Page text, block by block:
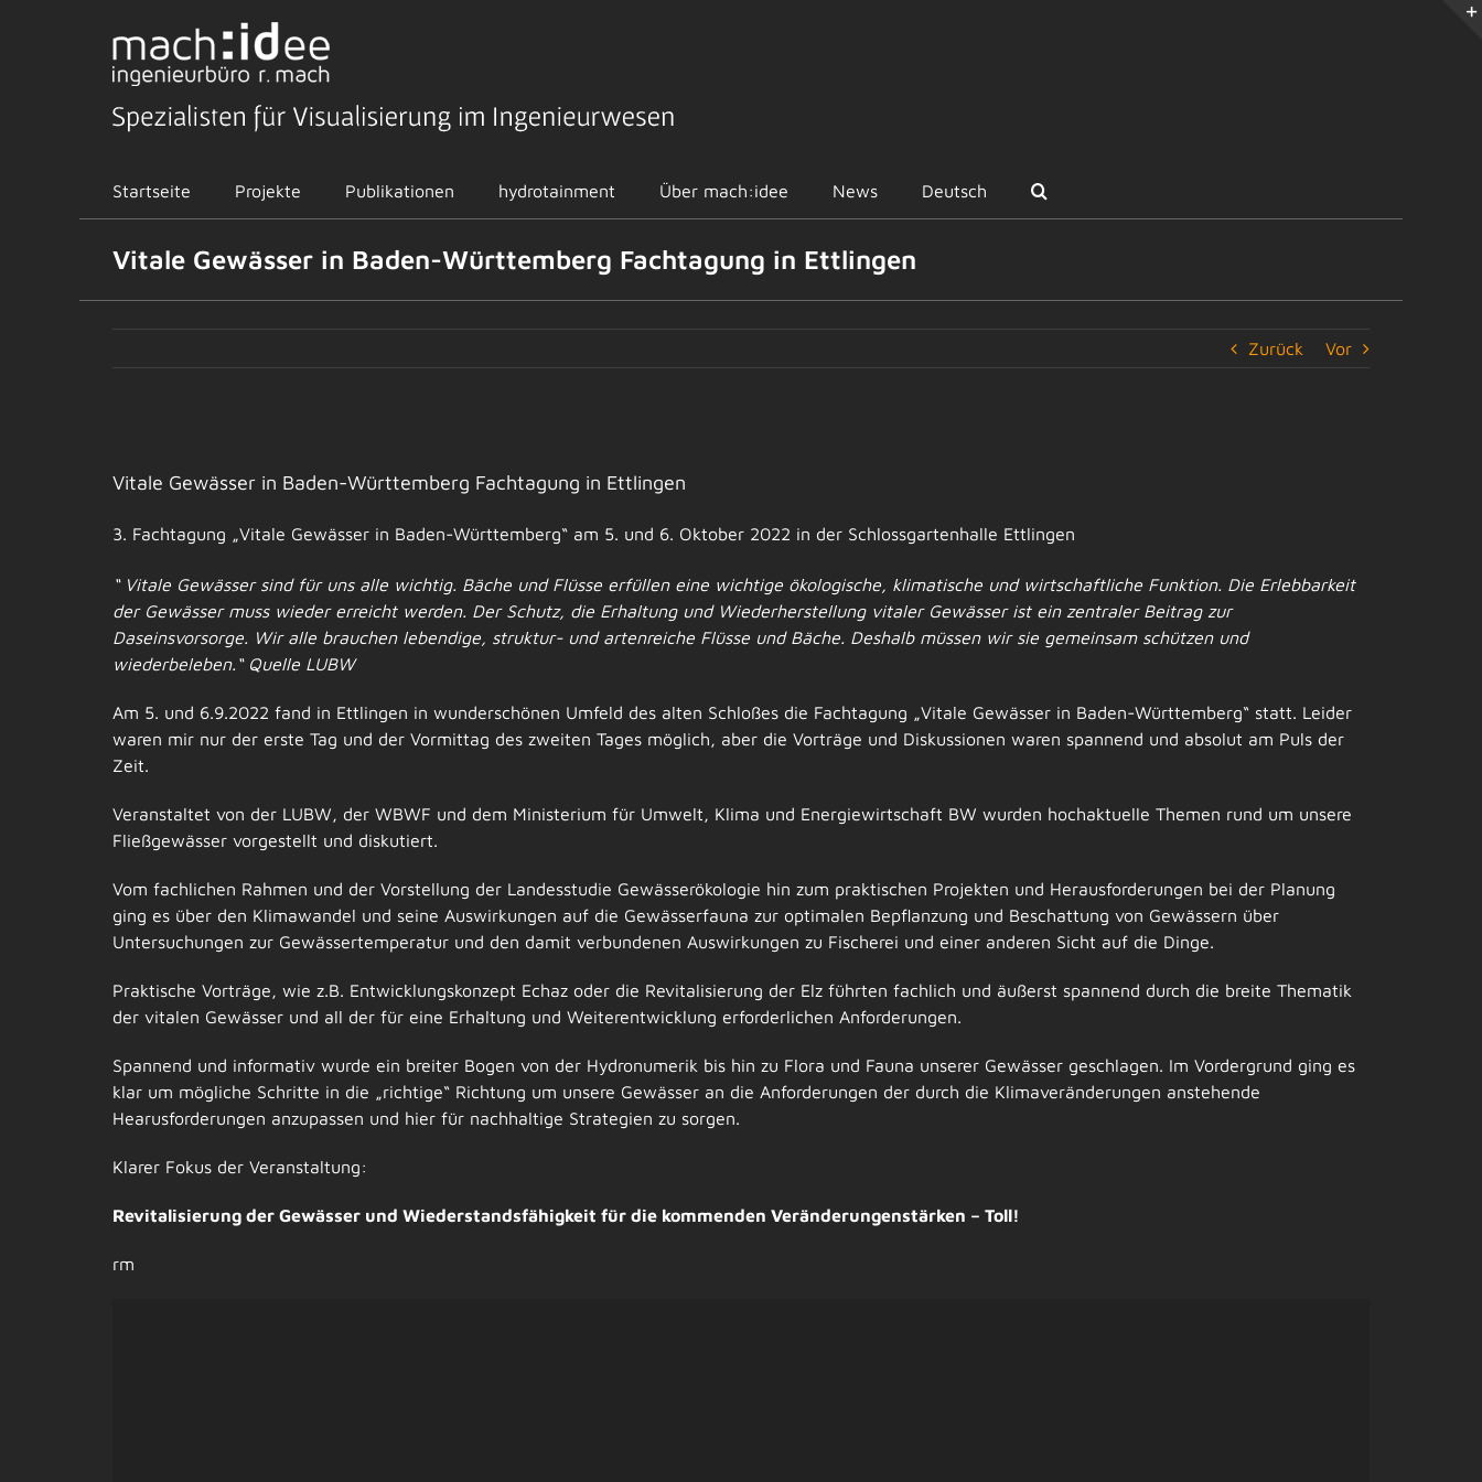
Startseite Projekte Publikationen hydrotainment Über mach:idee News Deutsch
Vitale Gewässer in Baden-Württemberg Fachtagung in Ettlingen
Zurück Vor
grösseres
Vitale Gewässer in Baden-Württemberg Fachtagung in Ettlingen
3. Fachtagung „Vitale Gewässer in Baden-Württemberg“ am 5. und 6. Oktober 2022 in der Schlossgartenhalle Ettlingen
“ Vitale Gewässer sind für uns alle wichtig. Bäche und Flüsse erfüllen eine wichtige ökologische, klimatische und wirtschaftliche Funktion. Die Erlebbarkeit
der Gewässer muss wieder erreicht werden. Der Schutz, die Erhaltung und Wiederherstellung vitaler Gewässer ist ein zentraler Beitrag zur
Daseinsvorsorge. Wir alle brauchen lebendige, struktur- und artenreiche Flüsse und Bäche. Deshalb müssen wir sie gemeinsam schützen und
wiederbeleben.“ Quelle LUBW
Am 5. und 6.9.2022 fand in Ettlingen in wunderschönen Umfeld des alten Schloßes die Fachtagung „Vitale Gewässer in Baden-Württemberg“ statt. Leider
waren mir nur der erste Tag und der Vormittag des zweiten Tages möglich, aber die Vorträge und Diskussionen waren spannend und absolut am Puls der
Zeit.
Veranstaltet von der LUBW, der WBWF und dem Ministerium für Umwelt, Klima und Energiewirtschaft BW wurden hochaktuelle Themen rund um unsere
Fließgewässer vorgestellt und diskutiert.
Vom fachlichen Rahmen und der Vorstellung der Landesstudie Gewässerökologie hin zum praktischen Projekten und Herausforderungen bei der Planung
ging es über den Klimawandel und seine Auswirkungen auf die Gewässerfauna zur optimalen Bepflanzung und Beschattung von Gewässern über
Untersuchungen zur Gewässertemperatur und den damit verbundenen Auswirkungen zu Fischerei und einer anderen Sicht auf die Dinge.
Praktische Vorträge, wie z.B. Entwicklungskonzept Echaz oder die Revitalisierung der Elz führten fachlich und äußerst spannend durch die breite Thematik
der vitalen Gewässer und all der für eine Erhaltung und Weiterentwicklung erforderlichen Anforderungen.
Spannend und informativ wurde ein breiter Bogen von der Hydronumerik bis hin zu Flora und Fauna unserer Gewässer geschlagen. Im Vordergrund ging es
klar um mögliche Schritte in die „richtige“ Richtung um unsere Gewässer an die Anforderungen der durch die Klimaveränderungen anstehende
Hearusforderungen anzupassen und hier für nachhaltige Strategien zu sorgen.
Klarer Fokus der Veranstaltung:
Revitalisierung der Gewässer und Wiederstandsfähigkeit für die kommenden Veränderungenstärken – Toll!
rm